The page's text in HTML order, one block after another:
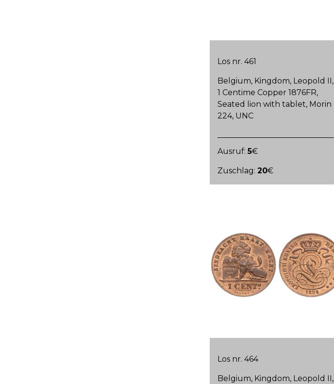
Los nr. 461
Belgium, Kingdom, Leopold II,
1 Centime Copper 1876FR,
Seated lion with tablet, Morin
224, UNC
Ausruf:5€
Zuschlag:20€
Los nr. 464
Belgium, Kingdom, Leopold II,